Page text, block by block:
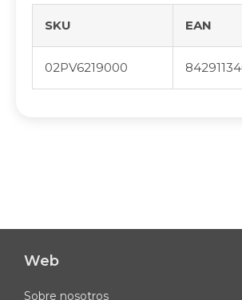
SKU EAN
02PV6219000
Web
Sobre nosotros